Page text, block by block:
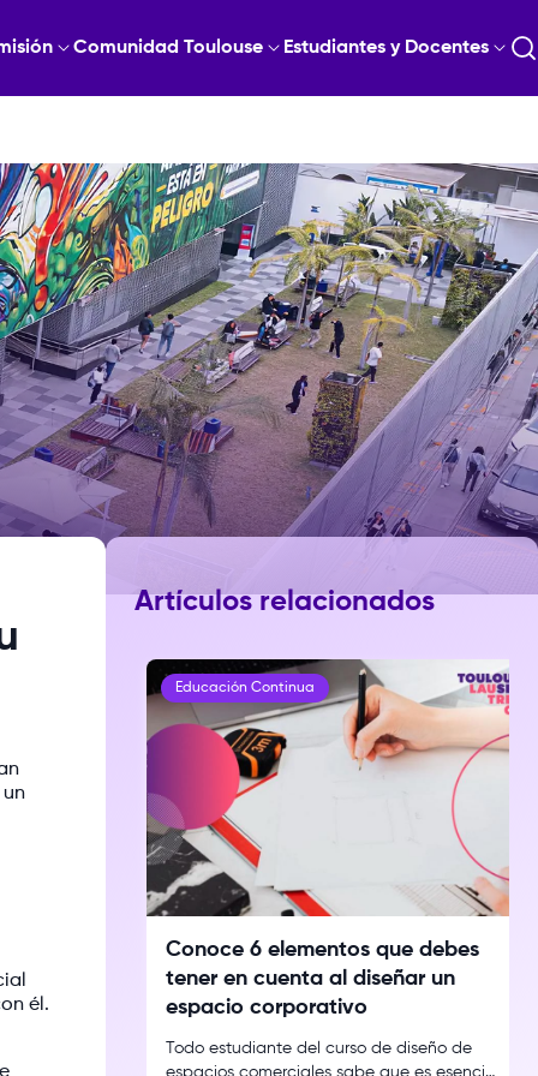
Comunidad Toulouse Estudiantes y Docentes
él.
Artículos relacionados
Educación Continua
Conoce 6 elementos que debes
tener en cuenta al diseñar un
espacio corporativo
Todo estudiante del curso de diseño de
espacios comerciales sabe que es esencial